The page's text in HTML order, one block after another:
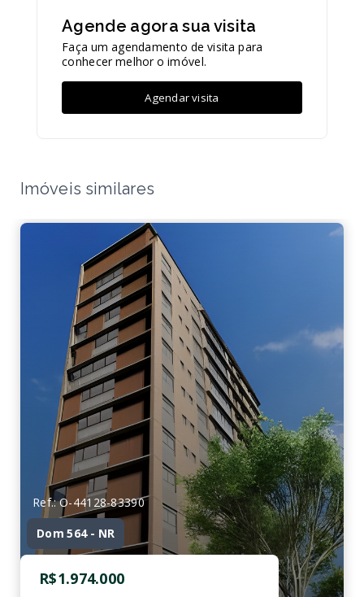
Agende agora sua visita
Faça um agendamento de visita para
conhecer melhor o imóvel.
Agendar visita
Imóveis similares
Ref.: O-44128-83390
Dom 564 - NR
R$1.974.000